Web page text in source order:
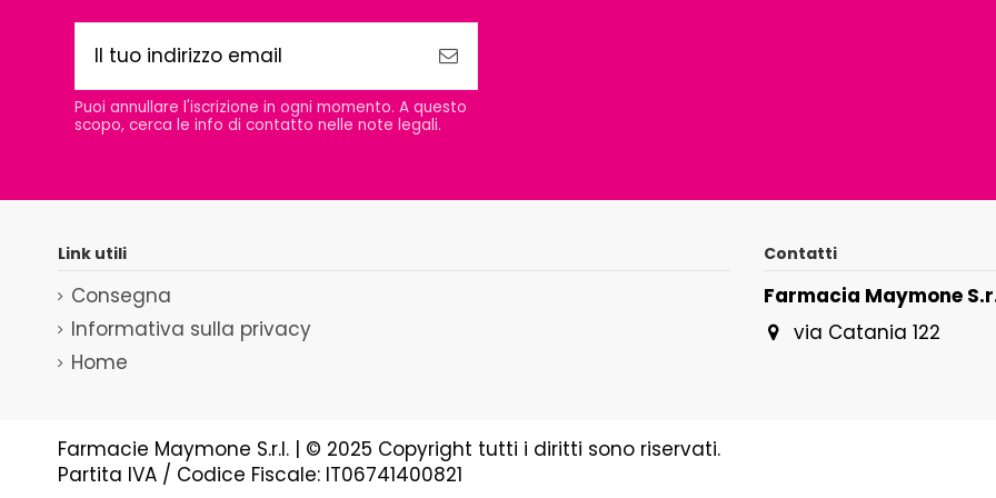
Puoi annullare l'iscrizione in ogni momento. A questo
scopo, cerca le info di contatto nelle note legali.
Link utili
Consegna
Informativa sulla privacy
Home
Contatti
Farmacia Maymone
via Catania 122
Farmacie Maymone S.r.l. | © 2025 Copyright tutti i diritti sono riservati.
Partita IVA / Codice Fiscale: IT06741400821